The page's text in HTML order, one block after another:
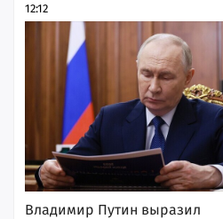
12:12
Владимир Путин выразил